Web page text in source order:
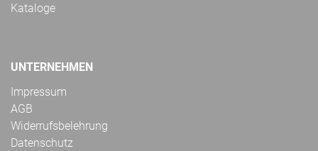
Kataloge
UNTERNEHMEN
Impressum
AGB
Widerrufsbelehrung
Datenschutz